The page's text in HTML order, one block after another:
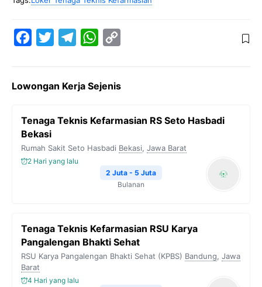
e
o
k
t
e
e
r
a
m
W
t
A
p
y
i
n
Lowongan Kerja Sejenis
Tenaga Teknis Kefarmasian RS Seto Hasbadi
Bekasi
Rumah Sakit Seto Hasbadi Bekasi, Jawa Barat
2 Hari yang lalu
2 Juta - 5 Juta
Bulanan
Tenaga Teknis Kefarmasian RSU Karya
Pangalengan Bhakti Sehat
RSU Karya Pangalengan Bhakti Sehat (KPBS) Bandung, Jawa
Barat
4 Hari yang lalu